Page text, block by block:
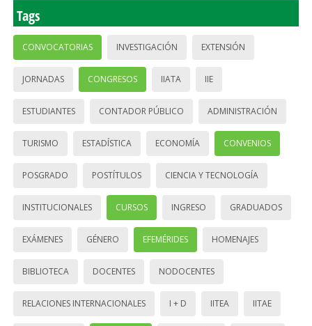
Tags
CONVOCATORIAS INVESTIGACIÓN EXTENSIÓN
JORNADAS CONGRESOS IIATA IIE
ESTUDIANTES CONTADOR PÚBLICO ADMINISTRACIÓN
TURISMO ESTADÍSTICA ECONOMÍA CONVENIOS
POSGRADO POSTÍTULOS CIENCIA Y TECNOLOGÍA
INSTITUCIONALES CURSOS INGRESO GRADUADOS
EXÁMENES GÉNERO EFEMÉRIDES HOMENAJES
BIBLIOTECA DOCENTES NODOCENTES
RELACIONES INTERNACIONALES I + D IITEA IITAE